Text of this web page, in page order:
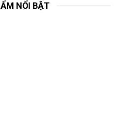
NỔI BẬT